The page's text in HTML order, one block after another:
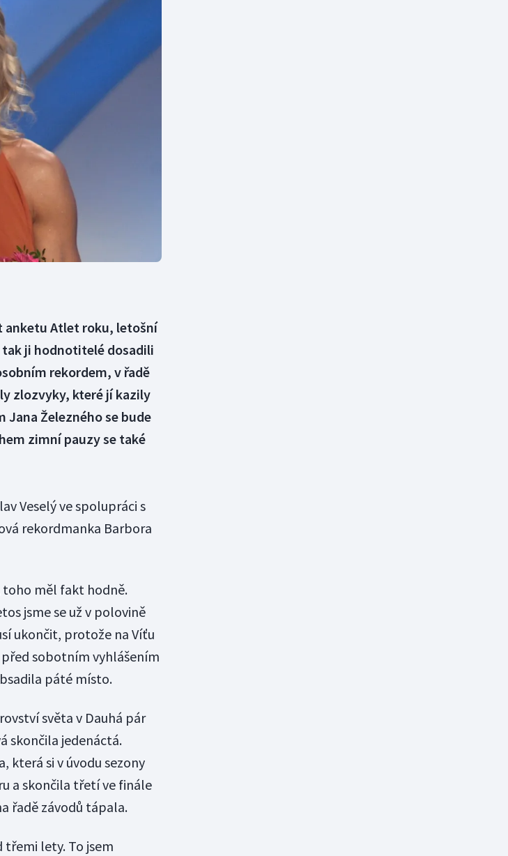
Triatlon
Veslování
Vodní slalom
Volejbal
anketu Atlet roku, letošní
tak ji hodnotitelé dosadili
rekordem, v řadě
zlozvyky, které jí kazily
Železného se bude
zimní pauzy se také
Veselý ve spolupráci s
rekordmanka Barbora
toho měl fakt hodně.
jsme se už v polovině
ukončit, protože na Víťu
sobotním vyhlášením
páté místo.
světa v Dauhá pár
skončila jedenáctá.
která si v úvodu sezony
a skončila třetí ve finále
řadě závodů tápala.
třemi lety. To jsem